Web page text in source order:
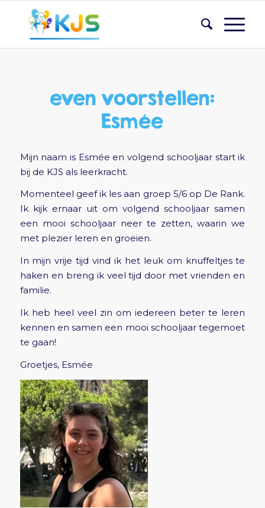
even voorstellen:
Esmée
Mijn naam is Esmée en volgend schooljaar start ik
bij de KJS als leerkracht.
Momenteel geef ik les aan groep 5/6 op De Rank.
Ik kijk ernaar uit om volgend schooljaar samen
een mooi schooljaar neer te zetten, waarin we
met plezier leren en groeien.
In mijn vrije tijd vind ik het leuk om knuffeltjes te
haken en breng ik veel tijd door met vrienden en
familie.
Ik heb heel veel zin om iedereen beter te leren
kennen en samen een mooi schooljaar tegemoet
te gaan!
Groetjes, Esmée